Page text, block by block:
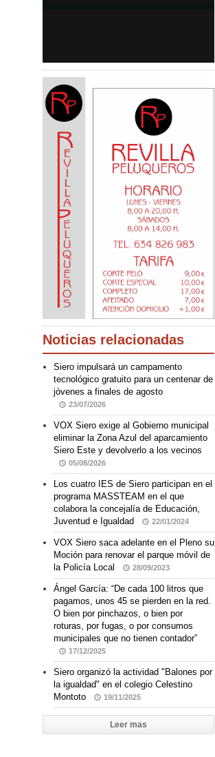
Noticias relacionadas
Siero impulsará un campamento
tecnológico gratuito para un centenar de
jóvenes a finales de agosto
23/07/2026
VOX Siero exige al Gobierno municipal
eliminar la Zona Azul del aparcamiento
Siero Este y devolverlo a los vecinos
05/08/2026
Los cuatro IES de Siero participan en el
programa MASSTEAM en el que
colabora la concejalía de Educación,
Juventud e Igualdad
22/01/2024
VOX Siero saca adelante en el Pleno su
Moción para renovar el parque móvil de
la Policía Local
28/09/2023
Ángel García: “De cada 100 litros que
pagamos, unos 45 se pierden en la red.
O bien por pinchazos, o bien por
roturas, por fugas, o por consumos
municipales que no tienen contador”
17/12/2025
Siero organizó la actividad "Balones por
la igualdad" en el colegio Celestino
Montoto
19/11/2025
Leer mas